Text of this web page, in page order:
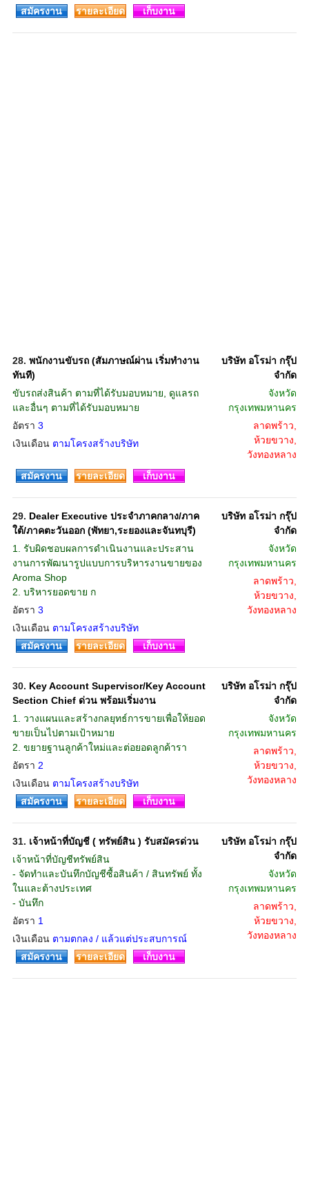
สมัครงาน รายละเอียด เก็บงาน
28. พนักงานขับรถ (สัมภาษณ์ผ่าน เริ่มทำงาน
ทันที)
ขับรถส่งสินค้า ตามที่ได้รับมอบหมาย, ดูแลรถ
และอื่นๆ ตามที่ได้รับมอบหมาย
อัตรา 3
เงินเดือน ตามโครงสร้างบริษัท
บริษัท อโรม่า กรุ๊ป
จํากัด
จังหวัด
กรุงเทพมหานคร
ลาดพร้าว,
ห้วยขวาง,
วังทองหลาง
สมัครงาน
รายละเอียด เก็บงาน
29. Dealer Executive ประจำภาคกลาง/ภาค
ใต้/ภาคตะวันออก (พัทยา,ระยองและจันทบุรี)
1. รับผิดชอบผลการดำเนินงานและประสาน
งานการพัฒนารูปแบบการบริหารงานขายของ
Aroma Shop
2. บริหารยอดขาย ก
อัตรา 3
เงินเดือน ตามโครงสร้างบริษัท
บริษัท อโรม่า กรุ๊ป
จํากัด
จังหวัด
กรุงเทพมหานคร
ลาดพร้าว,
ห้วยขวาง,
วังทองหลาง
สมัครงาน รายละเอียด เก็บงาน
30. Key Account Supervisor/Key Account
Section Chief ด่วน พร้อมเริ่มงาน
1. วางแผนและสร้างกลยุทธ์การขายเพื่อให้ยอด
ขายเป็นไปตามเป้าหมาย
2. ขยายฐานลูกค้าใหม่และต่อยอดลูกค้ารา
อัตรา 2
เงินเดือน ตามโครงสร้างบริษัท
บริษัท อโรม่า กรุ๊ป
จํากัด
จังหวัด
กรุงเทพมหานคร
ลาดพร้าว,
ห้วยขวาง,
วังทองหลาง
สมัครงาน
รายละเอียด เก็บงาน
31. เจ้าหน้าที่บัญชี ( ทรัพย์สิน ) รับสมัครด่วน
เจ้าหน้าที่บัญชีทรัพย์สิน
- จัดทำและบันทึกบัญชีซื้อสินค้า / สินทรัพย์ ทั้ง
ในและต้างประเทศ
- บันทึก
อัตรา 1
เงินเดือน ตามตกลง / แล้วแต่ประสบการณ์
บริษัท อโรม่า กรุ๊ป
จํากัด
จังหวัด
กรุงเทพมหานคร
ลาดพร้าว,
ห้วยขวาง,
วังทองหลาง
สมัครงาน
รายละเอียด เก็บงาน